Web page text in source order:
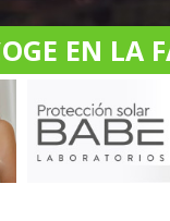
EN LA